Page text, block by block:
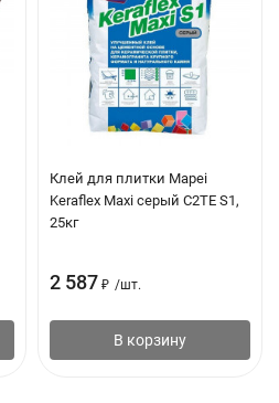
Клей для плитки Mapei
Keraflex Maxi серый C2TE S1,
25кг
2 587 ₽ /шт.
В корзину